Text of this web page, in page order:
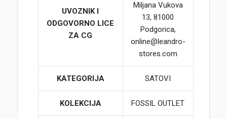
UVOZNIK I
ODGOVORNO LICE
ZA CG
Miljana Vukova
13, 81000
Podgorica,
online@leandro-
stores.com
KATEGORIJA SATOVI
KOLEKCIJA FOSSIL OUTLET